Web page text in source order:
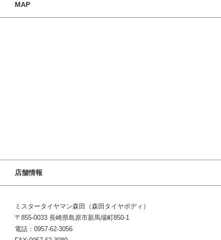
MAP
店舗情報
ミスタータイヤマン森田（森田タイヤボディ）
〒855-0033 長崎県島原市新馬場町850-1
電話：0957-62-3056